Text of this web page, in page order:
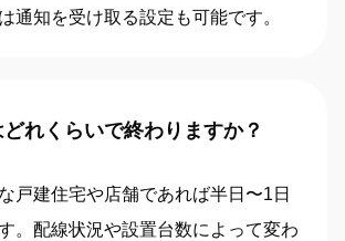
通知を受け取る設定も可能です。
れくらいで終わりますか？
戸建住宅や店舗であれば半日〜1日
。配線状況や設置台数によって変わ